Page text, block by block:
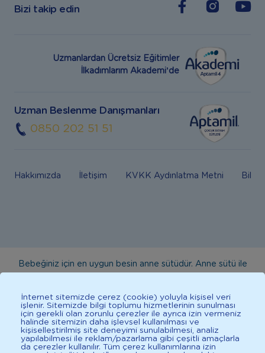
Bizi takip edin
Uzmanlardan Ücretsiz Eğitimler
İlkadımlarım Akademi’de
Uzman Beslenme Danışmanları
0850 202 51 51
Hakkımızda İletişim KVKK Aydınlatma Metni Bilgi
Bebeğiniz için en uygun besin anne sütüdür. Anne sütü ile
danışınız. Bu sitede yayınlanan bilgiler hekim tavsiyesi
yerine geçmez. En doğru bilgi için doktorunuza danışınız.
Sağlıklı yaşam için dengeli, çeşitli beslenilmelidir. *D vitamini
çocuklarda bağışıklık sisteminin normal işlevine katkıda
İnternet sitemizde çerez (cookie) yoluyla kişisel veri
işlenir. Sitemizde bilgi toplumu hizmetlerinin sunulması
için gerekli olan zorunlu çerezler ile ayrıca izin vermeniz
halinde sitemizin daha işlevsel kullanılması ve
kişiselleştirilmiş site deneyimi sunulabilmesi, analiz
yapılabilmesi ile reklam/pazarlama gibi çeşitli amaçlarla
da çerezler kullanılır. Tüm çerez kullanımlarına izin